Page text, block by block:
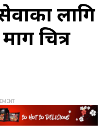
लागि
चित्र